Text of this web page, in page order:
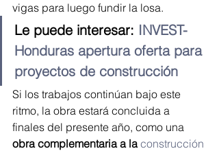
vigas para luego fundir la losa.
Le puede interesar: INVEST-
Honduras apertura oferta para
proyectos de construcción
Si los trabajos continúan bajo este
ritmo, la obra estará concluida a
finales del presente año, como una
obra complementaria a la construcción